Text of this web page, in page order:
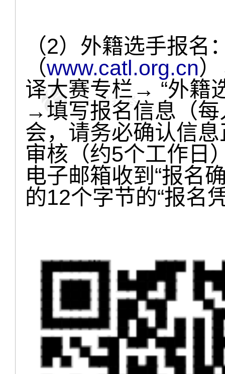
（2）外籍选手报
（www.catl.org.cn
译大赛专栏→ “外籍
→填写报名信息（
会，请务必确认信
审核（约5个工作日
电子邮箱收到“报名
的12个字节的“报名